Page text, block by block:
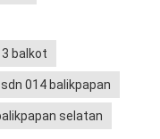
balkot
sdn 014 balikpapan
selatan